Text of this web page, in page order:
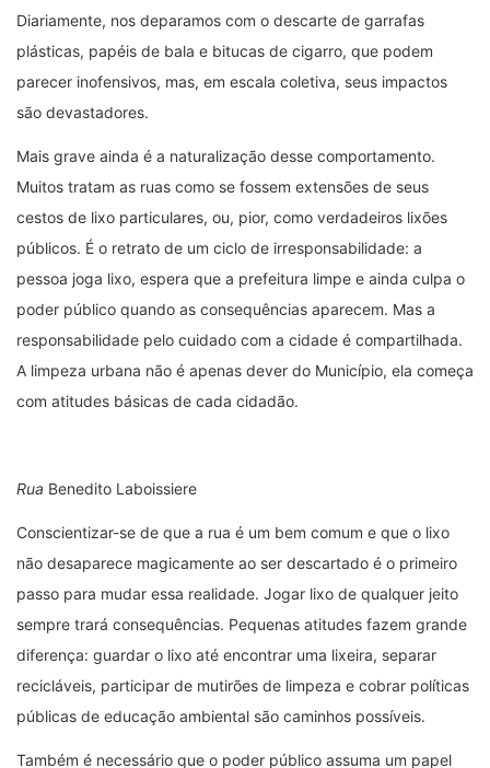
Diariamente, nos deparamos com o descarte de garrafas
plásticas, papéis de bala e bitucas de cigarro, que podem
parecer inofensivos, mas, em escala coletiva, seus impactos
são devastadores.
Mais grave ainda é a naturalização desse comportamento.
Muitos tratam as ruas como se fossem extensões de seus
cestos de lixo particulares, ou, pior, como verdadeiros lixões
públicos. É o retrato de um ciclo de irresponsabilidade: a
pessoa joga lixo, espera que a prefeitura limpe e ainda culpa o
poder público quando as consequências aparecem. Mas a
responsabilidade pelo cuidado com a cidade é compartilhada.
A limpeza urbana não é apenas dever do Município, ela começa
com atitudes básicas de cada cidadão.
Rua Benedito Laboissiere
Conscientizar-se de que a rua é um bem comum e que o lixo
não desaparece magicamente ao ser descartado é o primeiro
passo para mudar essa realidade. Jogar lixo de qualquer jeito
sempre trará consequências. Pequenas atitudes fazem grande
diferença: guardar o lixo até encontrar uma lixeira, separar
recicláveis, participar de mutirões de limpeza e cobrar políticas
públicas de educação ambiental são caminhos possíveis.
Também é necessário que o poder público assuma um papel